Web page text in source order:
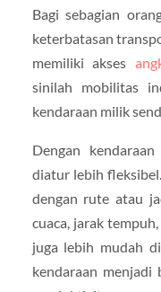
Bagi sebagian
keterbatasan
memiliki akses
sinilah mobilitas
kendaraan milik
Dengan
diatur lebih
dengan rute atau
cuaca, jarak
juga lebih mudah
kendaraan menjadi